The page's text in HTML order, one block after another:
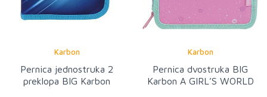
Karbon
Pernica jednostruka 2
preklopa BIG Karbon
Karbon
Pernica dvostruka BIG
Karbon A GIRL’S WORLD